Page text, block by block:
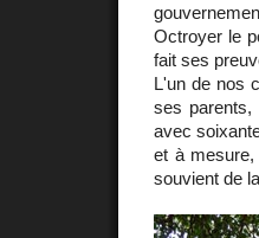
Octroyer le
fait ses
L'un de nos
ses parents,
avec
et à
souvient de